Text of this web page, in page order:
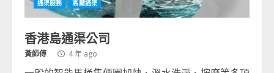
通渠服務
高壓通渠
香港島通渠公司
黃師傅 4 年 ago